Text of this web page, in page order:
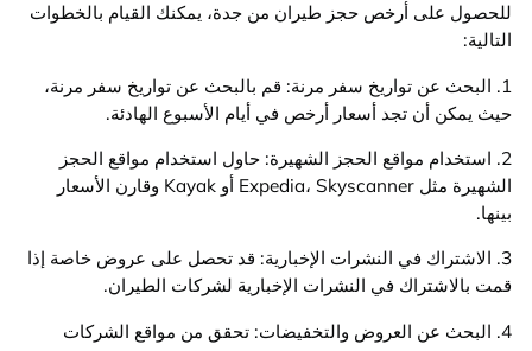
للحصول على أرخص حجز طيران من جدة، يمكنك القيام بالخطوات
التالية:
1. البحث عن تواريخ سفر مرنة: قم بالبحث عن تواريخ سفر مرنة،
حيث يمكن أن تجد أسعار أرخص في أيام الأسبوع الهادئة.
2. استخدام مواقع الحجز الشهيرة: حاول استخدام مواقع الحجز
الشهيرة مثل Expedia، Skyscanner أو Kayak وقارن الأسعار
بينها.
3. الاشتراك في النشرات الإخبارية: قد تحصل على عروض خاصة إذا
قمت بالاشتراك في النشرات الإخبارية لشركات الطيران.
4. البحث عن العروض والتخفيضات: تحقق من مواقع الشركات